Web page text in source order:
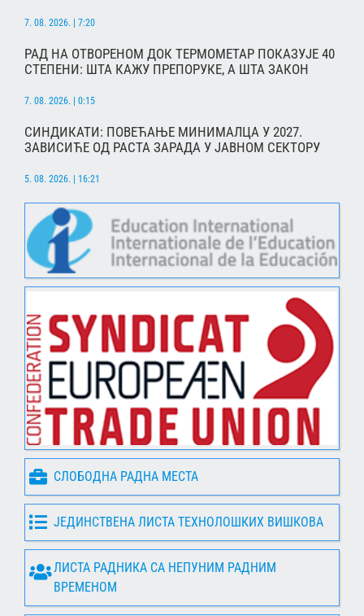
7. 08. 2026. | 7:20
РАД НА ОТВОРЕНОМ ДОК ТЕРМОМЕТАР ПОКАЗУЈЕ 40
СТЕПЕНИ: ШТА КАЖУ ПРЕПОРУКЕ, А ШТА ЗАКОН
7. 08. 2026. | 0:15
СИНДИКАТИ: ПОВЕЋАЊЕ МИНИМАЛЦА У 2027.
ЗАВИСИЋЕ ОД РАСТА ЗАРАДА У ЈАВНОМ СЕКТОРУ
5. 08. 2026. | 16:21
СЛОБОДНА РАДНА МЕСТА
ЈЕДИНСТВЕНА ЛИСТА ТЕХНОЛОШКИХ ВИШКОВА
ЛИСТА РАДНИКА СА НЕПУНИМ РАДНИМ
ВРЕМЕНОМ